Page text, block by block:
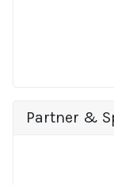
Partner &